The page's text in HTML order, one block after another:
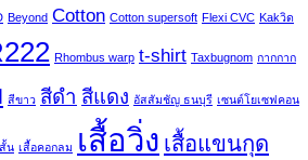
Beyond Cotton Cotton supersoft Flexi CVC Kakวิด
Rhombus warp t-shirt Taxbugnom กากกาก
สีขาว สีดำ สีแดง อัสสัมชัญ ธนบุรี เซนต์โยเซฟคอน
น เสื้อคอกลม เสื้อวิ่ง เสื้อแขนกุด